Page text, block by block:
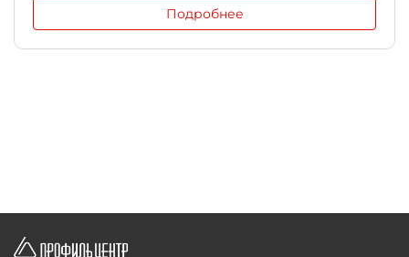
Подробнее